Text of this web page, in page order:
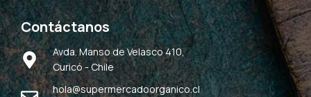
Contáctanos
Avda. Manso de Velasco 410,
Curicó - Chile
hola@supermercadoorganico.cl